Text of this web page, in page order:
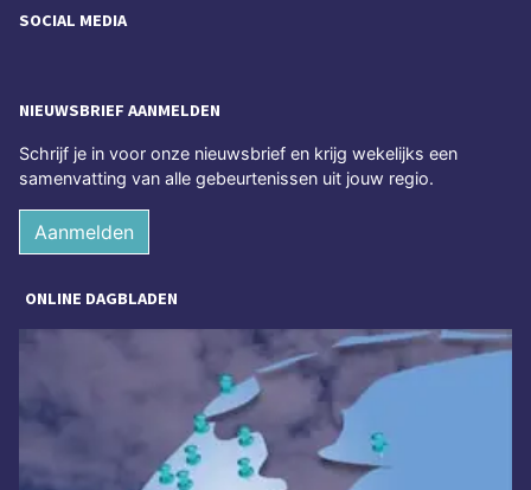
SOCIAL MEDIA
NIEUWSBRIEF AANMELDEN
Schrijf je in voor onze nieuwsbrief en krijg wekelijks een
samenvatting van alle gebeurtenissen uit jouw regio.
Aanmelden
ONLINE DAGBLADEN